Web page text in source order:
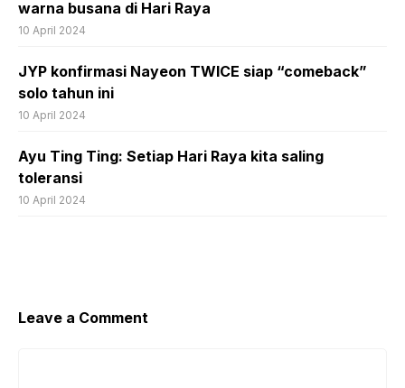
warna busana di Hari Raya
10 April 2024
JYP konfirmasi Nayeon TWICE siap “comeback”
solo tahun ini
10 April 2024
Ayu Ting Ting: Setiap Hari Raya kita saling
toleransi
10 April 2024
Leave a Comment